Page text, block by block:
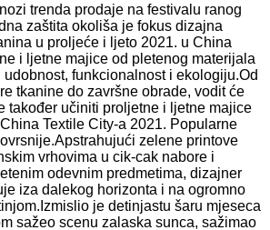
trenda prodaje na festivalu ranog
zaštita okoliša je fokus dizajna
u proljeće i ljeto 2021. u China
i ljetne majice od pletenog materijala
funkcionalnost i ekologiju.Od
tkanine do završne obrade, vodit će
također učiniti proljetne i ljetne majice
Textile City-a 2021. Popularne
zelene printove
vrhovima u cik-cak nabore i
odevnim predmetima, dizajner
iza dalekog horizonta i na ogromno
je detinjastu šaru mjeseca
sažeo scenu zalaska sunca, sažimao